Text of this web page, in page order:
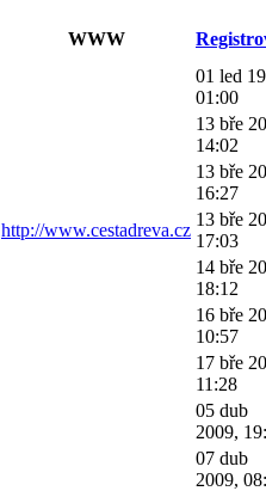
WWW
01 led
01:00
13 bře
14:02
13 bře
16:27
http://www.cestadreva.cz
13 bře
17:03
14 bře
18:12
16 bře
10:57
17 bře
11:28
05 dub
2009,
07 dub
2009,